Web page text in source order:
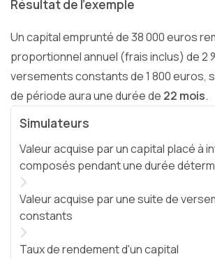
Résultat de l'exemple
Un capital emprunté de 38 000 euros
proportionnel annuel (frais inclus) de 2
versements constants de 1 800 euros,
de période aura une durée de 22 mois.
Simulateurs
Valeur acquise par un capital placé à
composés pendant une durée
Valeur acquise par une suite de
constants
Taux de rendement d'un capital